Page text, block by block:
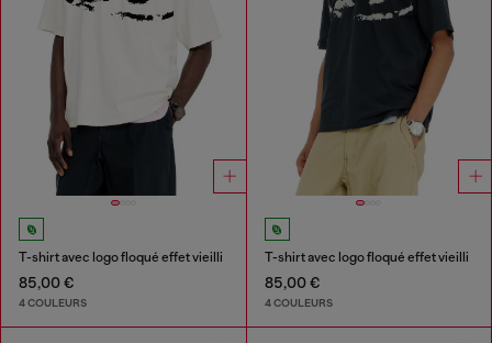
T-shirt avec logo floqué effet vieilli
85,00 €
4 COULEURS
T-shirt avec logo floqué effet vieilli
85,00 €
4 COULEURS